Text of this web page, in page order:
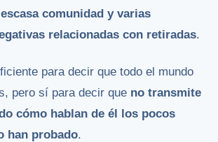
comunidad y varias
relacionadas con retiradas.
para decir que todo el mundo
pero sí para decir que no transmite
cómo hablan de él los pocos
han probado.